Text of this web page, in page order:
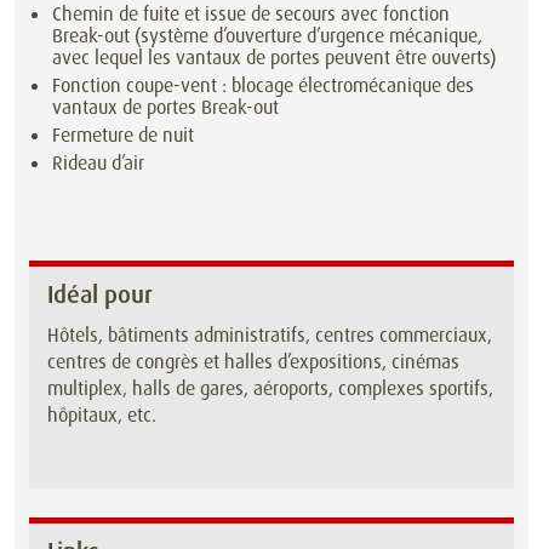
Chemin de fuite et issue de secours avec fonction
Break-out (système d’ouverture d’urgence mécanique,
avec lequel les vantaux de portes peuvent être ouverts)
Fonction coupe-vent : blocage électromécanique des
vantaux de portes Break-out
Fermeture de nuit
Rideau d’air
Idéal pour
Hôtels, bâtiments administratifs, centres commerciaux,
centres de congrès et halles d’expositions, cinémas
multiplex, halls de gares, aéroports, complexes sportifs,
hôpitaux, etc.